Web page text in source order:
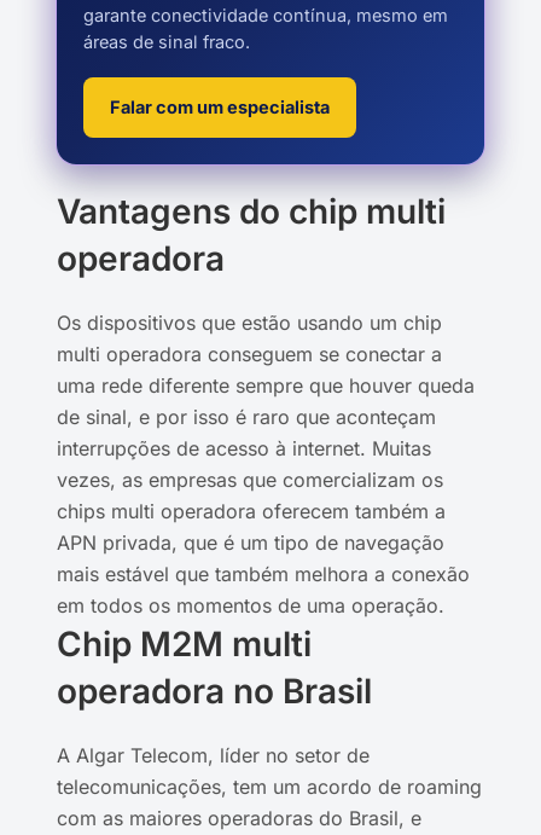
garante conectividade contínua, mesmo em
áreas de sinal fraco.
Falar com um especialista
Vantagens do chip multi
operadora
Os dispositivos que estão usando um chip
multi operadora conseguem se conectar a
uma rede diferente sempre que houver queda
de sinal, e por isso é raro que aconteçam
interrupções de acesso à internet. Muitas
vezes, as empresas que comercializam os
chips multi operadora oferecem também a
APN privada, que é um tipo de navegação
mais estável que também melhora a conexão
em todos os momentos de uma operação.
Chip M2M multi
operadora no Brasil
A Algar Telecom, líder no setor de
telecomunicações, tem um acordo de roaming
com as maiores operadoras do Brasil, e